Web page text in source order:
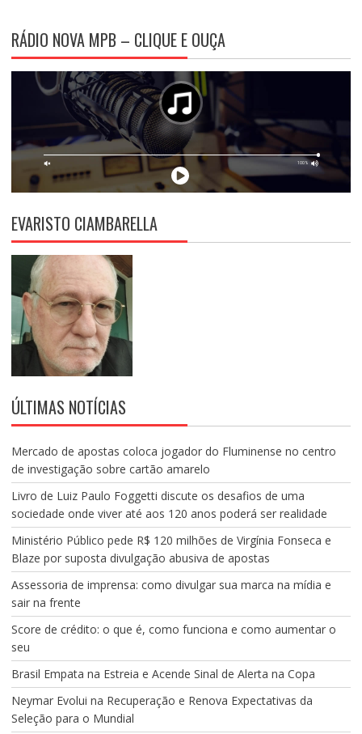
RÁDIO NOVA MPB – CLIQUE E OUÇA
EVARISTO CIAMBARELLA
ÚLTIMAS NOTÍCIAS
Mercado de apostas coloca jogador do Fluminense no centro
de investigação sobre cartão amarelo
Livro de Luiz Paulo Foggetti discute os desafios de uma
sociedade onde viver até aos 120 anos poderá ser realidade
Ministério Público pede R$ 120 milhões de Virgínia Fonseca e
Blaze por suposta divulgação abusiva de apostas
Assessoria de imprensa: como divulgar sua marca na mídia e
sair na frente
Score de crédito: o que é, como funciona e como aumentar o
seu
Brasil Empata na Estreia e Acende Sinal de Alerta na Copa
Neymar Evolui na Recuperação e Renova Expectativas da
Seleção para o Mundial